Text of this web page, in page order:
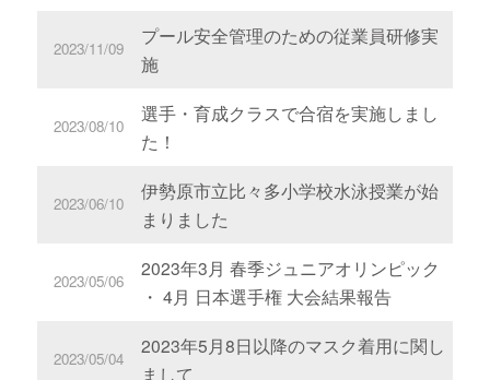
2023/11/09
プール安全管理のための従業員研修実
施
2023/08/10
選手・育成クラスで合宿を実施しまし
た！
2023/06/10
伊勢原市立比々多小学校水泳授業が始
まりました
2023/05/06
2023年3月 春季ジュニアオリンピック
・ 4月 日本選手権 大会結果報告
2023/05/04
2023年5月8日以降のマスク着用に関し
まして